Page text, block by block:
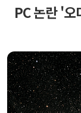
PC 논란 '